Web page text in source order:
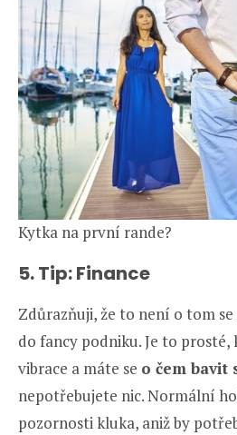
Kytka na první rande?
5. Tip: Finance
Zdůrazňuji, že to není o tom
do fancy podniku. Je to prosté,
vibrace a máte se o čem bavit
nepotřebujete nic. Normální
pozornosti kluka, aniž by